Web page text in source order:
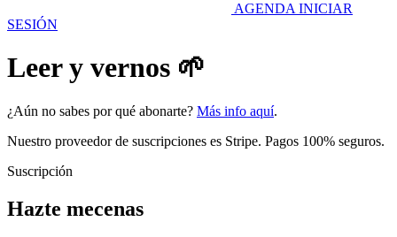
AGENDA INICIAR
SESIÓN
Leer y vernos 🌱
¿Aún no sabes por qué abonarte? Más info aquí.
Nuestro proveedor de suscripciones es Stripe. Pagos 100% seguros.
Suscripción
Hazte mecenas